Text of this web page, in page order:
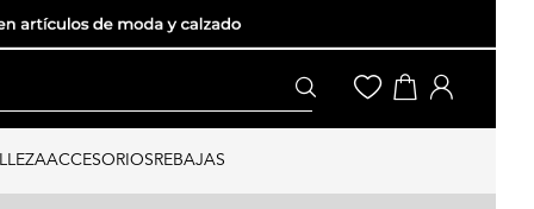
ACCESORIOSREBAJAS